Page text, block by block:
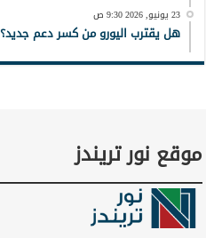
23 يونيو, 2026 9:30 ص
هل يقترب اليورو من كسر دعم جديد؟ 23-6-2026
موقع نور تريندز